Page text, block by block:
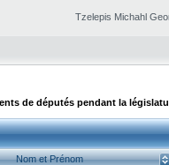
Tzelepis Michahl
de députés pendant la
Nom et Prénom